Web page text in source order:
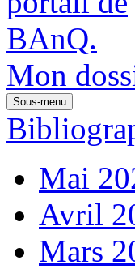
Mon
Sous-menu
Mai
Avril
Mars